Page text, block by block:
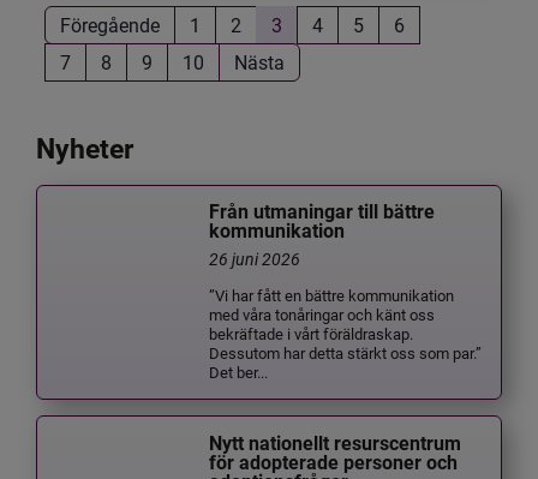
Föregående 1 2 3 4 5
6
7
8 9 10 Nästa
Nyheter
Från utmaningar till bättre
kommunikation
26 juni 2026
”Vi har fått en bättre kommunikation
med våra tonåringar och känt oss
bekräftade i vårt föräldraskap.
Dessutom har detta stärkt oss som par.”
Det ber...
Nytt nationellt resurscentrum
för adopterade personer och